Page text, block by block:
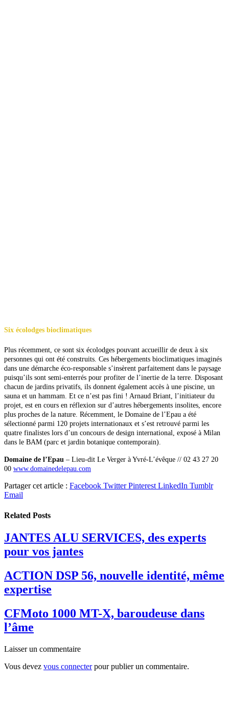
Six écolodges bioclimatiques
Plus récemment, ce sont six écolodges pouvant accueillir de deux à six
personnes qui ont été construits. Ces hébergements bioclimatiques imaginés
dans une démarche éco-responsable s’insèrent parfaitement dans le paysage
puisqu’ils sont semi-enterrés pour profiter de l’inertie de la terre. Disposant
chacun de jardins privatifs, ils donnent également accès à une piscine, un
sauna et un hammam. Et ce n’est pas fini ! Arnaud Briant, l’initiateur du
projet, est en cours en réflexion sur d’autres hébergements insolites, encore
plus proches de la nature. Récemment, le Domaine de l’Epau a été
sélectionné parmi 120 projets internationaux et s’est retrouvé parmi les
quatre finalistes lors d’un concours de design international, exposé à Milan
dans le BAM (parc et jardin botanique contemporain).
Domaine de l’Epau – Lieu-dit Le Verger à Yvré-L’évêque // 02 43 27 20
00 www.domainedelepau.com
Partager cet article : Facebook Twitter Pinterest LinkedIn Tumblr
Email
Related Posts
JANTES ALU SERVICES, des experts
pour vos jantes
ACTION DSP 56, nouvelle identité, même
expertise
CFMoto 1000 MT-X, baroudeuse dans
l’âme
Laisser un commentaire
Vous devez vous connecterpour publier un commentaire.